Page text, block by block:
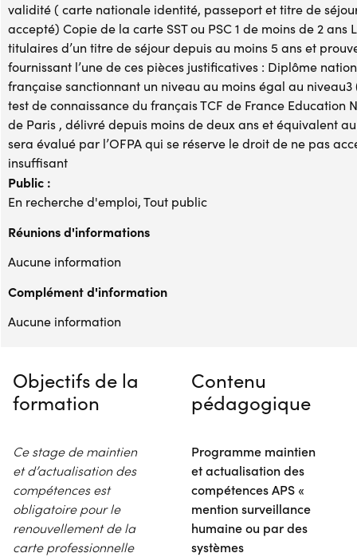
validité ( carte nationale identité, passeport et titre de
accepté) Copie de la carte SST ou PSC 1 de moins de 2
titulaires d’un titre de séjour depuis au moins 5 ans et
fournissant l’une de ces pièces justificatives : Diplôme
française sanctionnant un niveau au moins égal au
test de connaissance du français TCF de France
de Paris , délivré depuis moins de deux ans et équivalent
sera évalué par l’OFPA qui se réserve le droit de ne pas
insuffisant
Public :
En recherche d'emploi, Tout public
Réunions d'informations
Aucune information
Complément d'information
Aucune information
Objectifs de la
formation
Ce stage de maintien
et d’actualisation des
compétences est
obligatoire pour le
renouvellement de la
carte professionnelle
Contenu
pédagogique
Programme maintien
et actualisation des
compétences APS «
mention surveillance
humaine ou par des
systèmes